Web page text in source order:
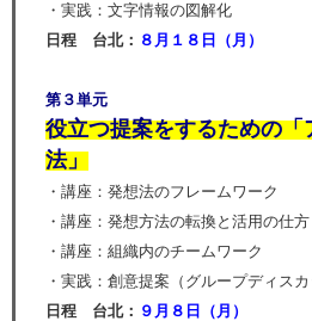
・実践：文字情報の図解化
日程 台北： ８ 月１８日（月 ）
第３単元
役立つ提案をするための「
法」
・講座：発想法のフレームワーク
・講座：発想方法の転換と活用の仕
・講座：組織内のチームワーク
・実践：創意提案（グループディス
日程 台北： ９ 月８ 日（月 ）